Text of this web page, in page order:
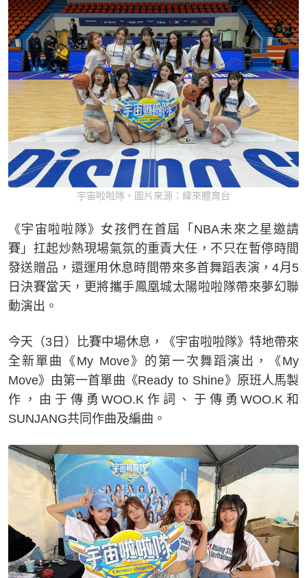
宇宙啦啦隊。圖片來源：緯來體育台
《宇宙啦啦隊》女孩們在首屆「NBA未來之星邀請
賽」扛起炒熱現場氣氛的重責大任，不只在暫停時間
發送贈品，還運用休息時間帶來多首舞蹈表演，4月5
日決賽當天，更將攜手鳳凰城太陽啦啦隊帶來夢幻聯
動演出。
今天（3日）比賽中場休息，《宇宙啦啦隊》特地帶來
全新單曲《My Move》的第一次舞蹈演出，《My
Move》由第一首單曲《Ready to Shine》原班人馬製
作，由于傳勇WOO.K作詞、于傳勇WOO.K和
SUNJANG共同作曲及編曲。